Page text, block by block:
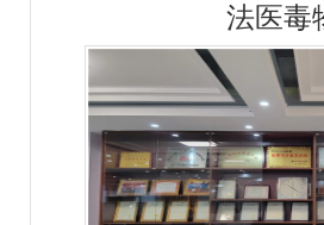
法医毒